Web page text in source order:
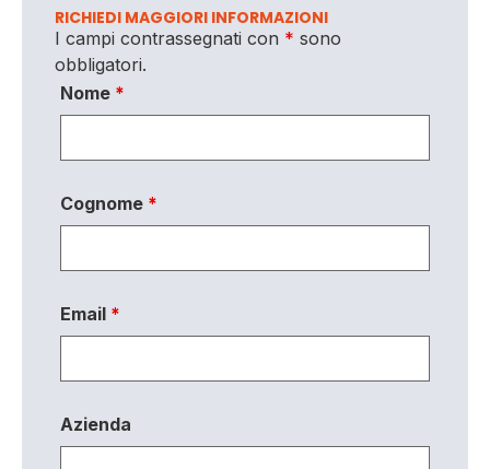
RICHIEDI MAGGIORI INFORMAZIONI
I campi contrassegnati con * sono
obbligatori.
Nome *
Cognome *
Email *
Azienda